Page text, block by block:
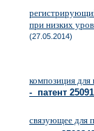
при низких
(27.05.2014)
композиция
- патент
связующее для